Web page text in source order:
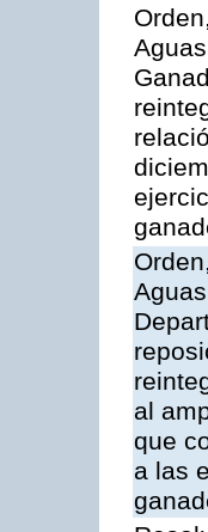
al
que
a las